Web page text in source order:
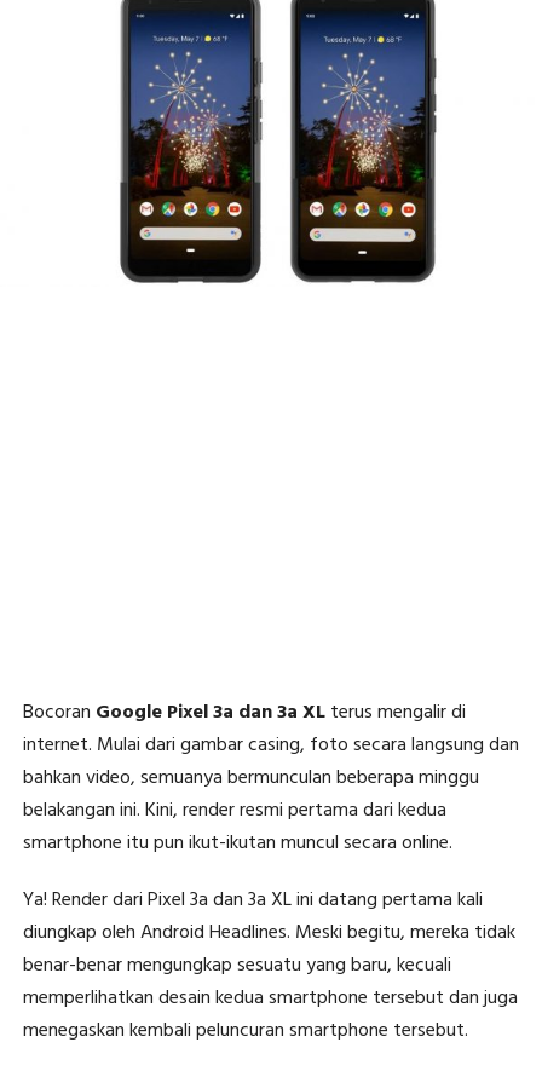
Bocoran Google Pixel 3a dan 3a XLterus mengalir di
internet. Mulai dari gambar casing, foto secara langsung dan
bahkan video, semuanya bermunculan beberapa minggu
belakangan ini. Kini, render resmi pertama dari kedua
smartphone itu pun ikut-ikutan muncul secara online.
Ya! Render dari Pixel 3a dan 3a XL ini datang pertama kali
diungkap oleh Android Headlines. Meski begitu, mereka tidak
benar-benar mengungkap sesuatu yang baru, kecuali
memperlihatkan desain kedua smartphone tersebut dan juga
menegaskan kembali peluncuran smartphone tersebut.